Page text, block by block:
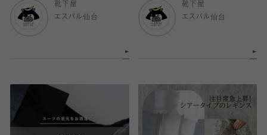
靴下屋
エスパル仙台
靴下屋
エスパル仙台